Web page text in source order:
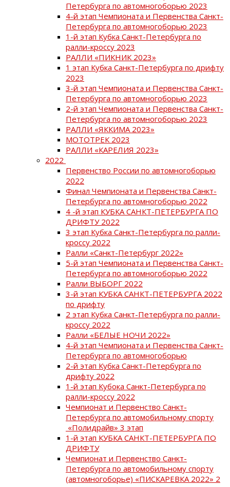
Петербурга по автомногоборью 2023
4-й этап Чемпионата и Первенства Санкт-
Петербурга по автомногоборью 2023
1-й этап Кубка Санкт-Петербурга по
ралли-кроссу 2023
РАЛЛИ «ПИКНИК 2023»
1 этап Кубка Санкт-Петербурга по дрифту
2023
3-й этап Чемпионата и Первенства Санкт-
Петербурга по автомногоборью 2023
2-й этап Чемпионата и Первенства Санкт-
Петербурга по автомногоборью 2023
РАЛЛИ «ЯККИМА 2023»
МОТОТРЕК 2023
РАЛЛИ «КАРЕЛИЯ 2023»
2022
Первенство России по автомногоборью
2022
Финал Чемпионата и Первенства Санкт-
Петербурга по автомногоборью 2022
4 -й этап КУБКА САНКТ-ПЕТЕРБУРГА ПО
ДРИФТУ 2022
3 этап Кубка Санкт-Петербурга по ралли-
кроссу 2022
Ралли «Санкт-Петербург 2022»
5-й этап Чемпионата и Первенства Санкт-
Петербурга по автомногоборью 2022
Ралли ВЫБОРГ 2022
3-й этап КУБКА САНКТ-ПЕТЕРБУРГА 2022
по дрифту
2 этап Кубка Санкт-Петербурга по ралли-
кроссу 2022
Ралли «БЕЛЫЕ НОЧИ 2022»
4-й этап Чемпионата и Первенства Санкт-
Петербурга по автомногоборью
2-й этап Кубка Санкт-Петербурга по
дрифту 2022
1-й этап Кубока Санкт-Петербурга по
ралли-кроссу 2022
Чемпионат и Первенство Санкт-
Петербурга по автомобильному спорту
«Полидрайв» 3 этап
1-й этап КУБКА САНКТ-ПЕТЕРБУРГА ПО
ДРИФТУ
Чемпионат и Первенство Санкт-
Петербурга по автомобильному спорту
(автомногоборье) «ПИСКАРЕВКА 2022» 2